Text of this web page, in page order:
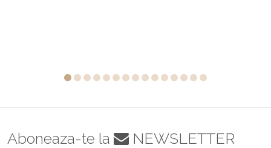
Aboneaza-te la NEWSLETTER